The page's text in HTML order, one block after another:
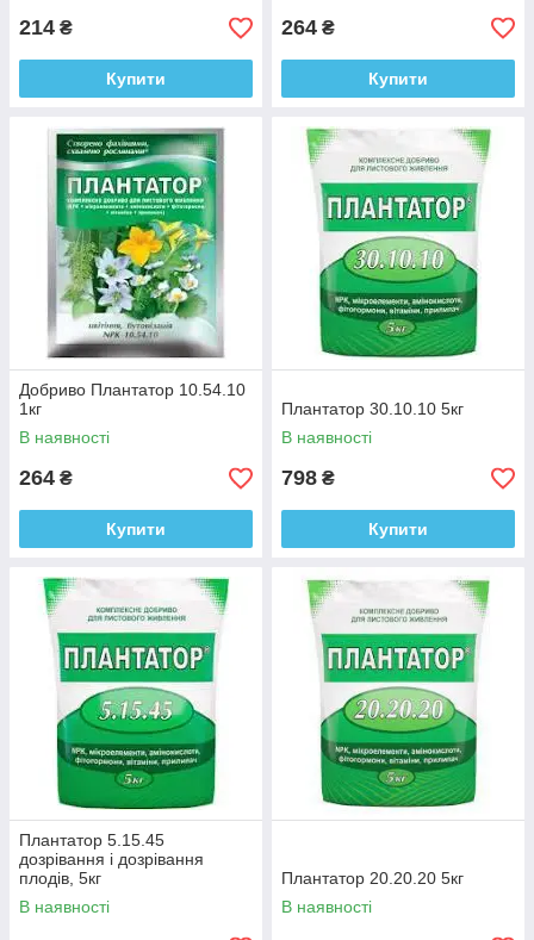
214 ₴
Купити
264 ₴
Купити
Добриво Плантатор 10.54.10
1кг
В наявності
264 ₴
Купити
Плантатор 30.10.10 5кг
В наявності
798 ₴
Купити
Плантатор 5.15.45
дозрівання і дозрівання
плодів, 5кг
В наявності
Плантатор 20.20.20 5кг
В наявності